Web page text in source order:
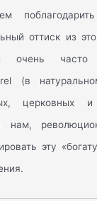
поблагодарить
оттиск из
очень часто
(в
церковных
нам,
эту